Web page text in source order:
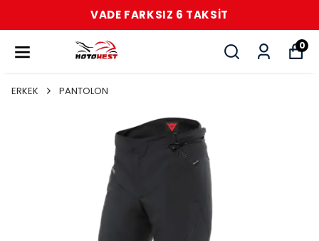
VADE FARKSIZ 6 TAKSİT
0
ERKEK PANTOLON